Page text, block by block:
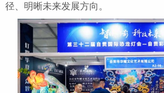
径、明晰未来发展方向。